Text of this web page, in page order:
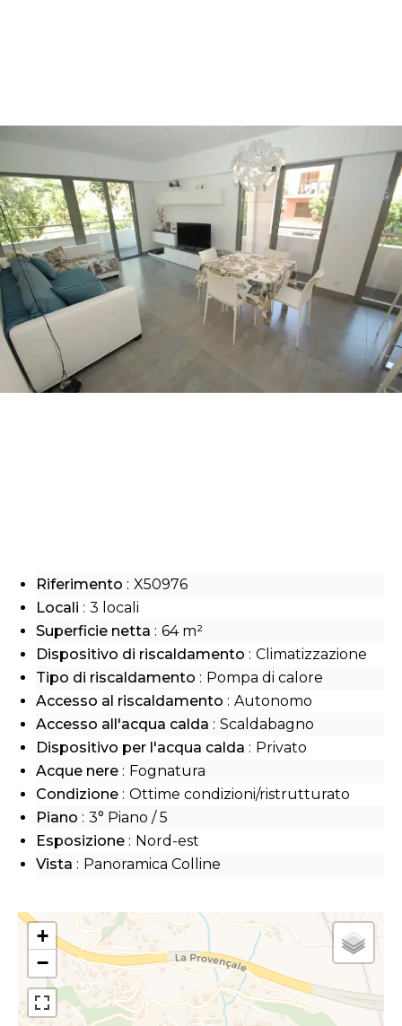
+
−
Riferimento
X50976
Locali
3 locali
Superficie netta
64 m²
Dispositivo di riscaldamento
Climatizzazione
Tipo di riscaldamento
Pompa di calore
Accesso al riscaldamento
Autonomo
Accesso all'acqua calda
Scaldabagno
Dispositivo per l'acqua calda
Privato
Acque nere
Fognatura
Condizione
Ottime condizioni/ristrutturato
Piano
3° Piano / 5
Esposizione
Nord-est
Vista
Panoramica Colline